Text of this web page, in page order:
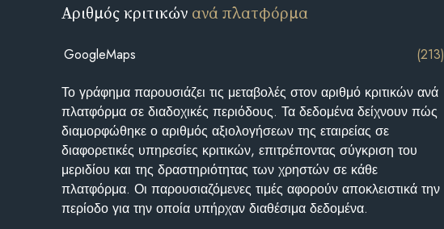
Αριθμός κριτικών ανά πλατφόρμα
GoogleMaps (213)
Το γράφημα παρουσιάζει τις μεταβολές στον αριθμό κριτικών ανά
πλατφόρμα σε διαδοχικές περιόδους. Τα δεδομένα δείχνουν πώς
διαμορφώθηκε ο αριθμός αξιολογήσεων της εταιρείας σε
διαφορετικές υπηρεσίες κριτικών, επιτρέποντας σύγκριση του
μεριδίου και της δραστηριότητας των χρηστών σε κάθε
πλατφόρμα. Οι παρουσιαζόμενες τιμές αφορούν αποκλειστικά την
περίοδο για την οποία υπήρχαν διαθέσιμα δεδομένα.